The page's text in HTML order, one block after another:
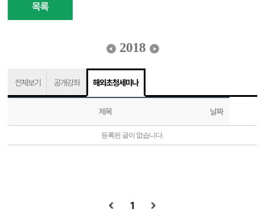
목록
2018
전체보기 공개강좌 해외초청세미나
제목 날짜
등록된 글이 없습니다.
1